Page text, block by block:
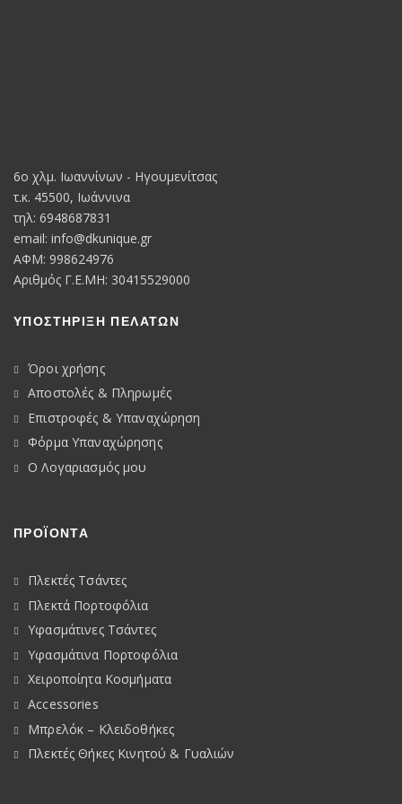
6o χλμ. Ιωαννίνων - Ηγουμενίτσας
τ.κ. 45500, Ιωάννινα
τηλ: 6948687831
email: info@dkunique.gr
ΑΦΜ: 998624976
Αριθμός Γ.Ε.ΜΗ: 30415529000
ΥΠΟΣΤΗΡΙΞΗ ΠΕΛΑΤΩΝ
Όροι χρήσης
Αποστολές & Πληρωμές
Επιστροφές & Υπαναχώρηση
Φόρμα Υπαναχώρησης
Ο Λογαριασμός μου
ΠΡΟΪΟΝΤΑ
Πλεκτές Τσάντες
Πλεκτά Πορτοφόλια
Υφασμάτινες Τσάντες
Υφασμάτινα Πορτοφόλια
Χειροποίητα Κοσμήματα
Accessories
Μπρελόκ – Κλειδοθήκες
Πλεκτές Θήκες Κινητού & Γυαλιών